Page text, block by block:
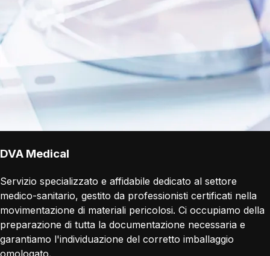
DVA Medical
Servizio specializzato e affidabile dedicato al settore
medico-sanitario, gestito da professionisti certificati nella
movimentazione di materiali pericolosi. Ci occupiamo della
preparazione di tutta la documentazione necessaria e
garantiamo l'individuazione del corretto imballaggio